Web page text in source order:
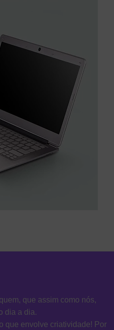
que assim como nós,
dia a dia.
que envolve criatividade! Por